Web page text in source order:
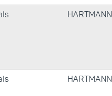
HARTMANN
HARTMANN